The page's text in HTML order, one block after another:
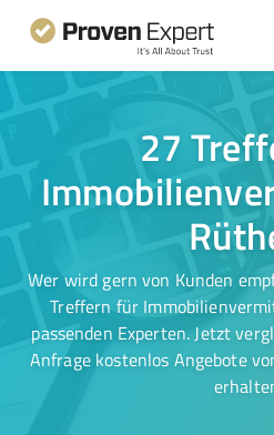
27
Wer wird gern von Kunden
Treffern für
passenden Experten. Jetzt
Anfrage kostenlos Angebote